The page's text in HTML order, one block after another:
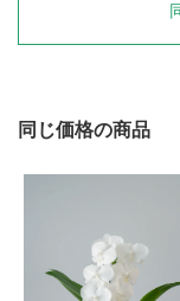
同じ価格の商品